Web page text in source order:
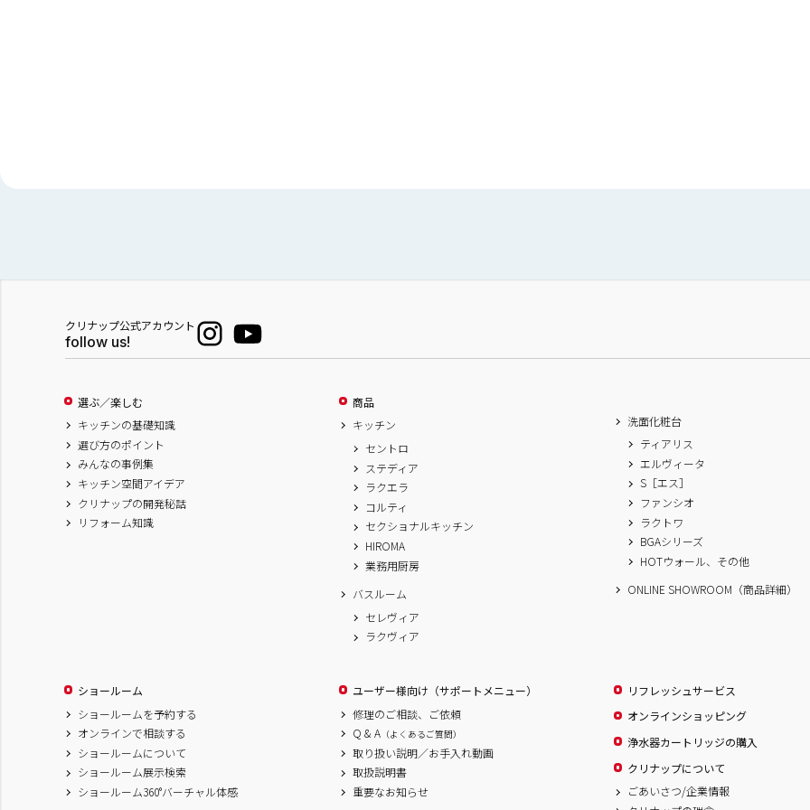
クリナップ公式アカウント
follow us!
選ぶ／楽しむ
キッチンの基礎知識
選び方のポイント
みんなの事例集
キッチン空間アイデア
クリナップの開発秘話
リフォーム知識
商品
キッチン
セントロ
ステディア
ラクエラ
コルティ
セクショナルキッチン
HIROMA
業務用厨房
バスルーム
セレヴィア
ラクヴィア
洗面化粧台
ティアリス
エルヴィータ
S［エス］
ファンシオ
ラクトワ
BGAシリーズ
HOTウォール、その他
ONLINE SHOWROOM（商品詳細）
ショールーム
ショールームを予約する
オンラインで相談する
ショールームについて
ショールーム展示検索
ショールーム360°バーチャル体感
ユーザー様向け（サポートメニュー）
修理のご相談、ご依頼
Q & A （よくあるご質問）
取り扱い説明／お手入れ動画
取扱説明書
重要なお知らせ
リフレッシュサービス
オンラインショッピング
浄水器カートリッジの購入
クリナップについて
ごあいさつ/企業情報